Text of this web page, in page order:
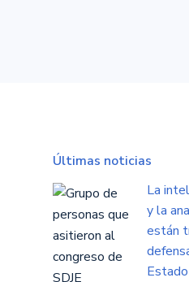
Últimas noticias
La
y la
están